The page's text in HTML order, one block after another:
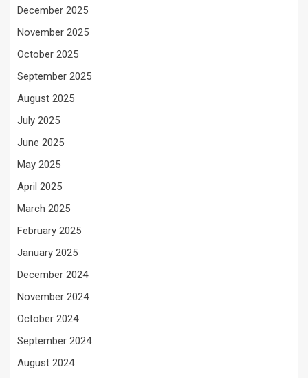
December 2025
November 2025
October 2025
September 2025
August 2025
July 2025
June 2025
May 2025
April 2025
March 2025
February 2025
January 2025
December 2024
November 2024
October 2024
September 2024
August 2024